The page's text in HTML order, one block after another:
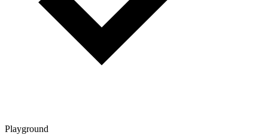
Playground